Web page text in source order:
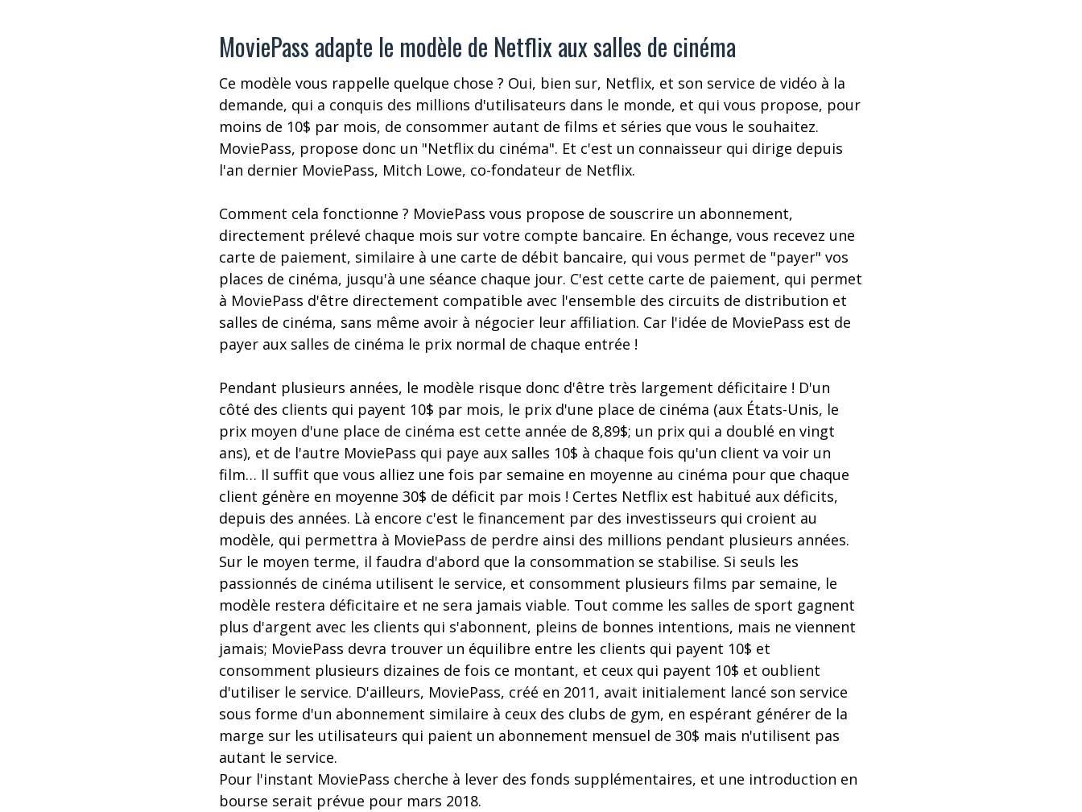
MoviePass adapte le modèle de Netflix aux salles de cinéma
Ce modèle vous rappelle quelque chose ? Oui, bien sur, Netflix, et son service de vidéo à la
demande, qui a conquis des millions d'utilisateurs dans le monde, et qui vous propose, pour
moins de 10$ par mois, de consommer autant de films et séries que vous le souhaitez.
MoviePass, propose donc un "Netflix du cinéma". Et c'est un connaisseur qui dirige depuis
l'an dernier MoviePass, Mitch Lowe, co-fondateur de Netflix.
Comment cela fonctionne ? MoviePass vous propose de souscrire un abonnement,
directement prélevé chaque mois sur votre compte bancaire. En échange, vous recevez une
carte de paiement, similaire à une carte de débit bancaire, qui vous permet de "payer" vos
places de cinéma, jusqu'à une séance chaque jour. C'est cette carte de paiement, qui permet
à MoviePass d'être directement compatible avec l'ensemble des circuits de distribution et
salles de cinéma, sans même avoir à négocier leur affiliation. Car l'idée de MoviePass est de
payer aux salles de cinéma le prix normal de chaque entrée !
Pendant plusieurs années, le modèle risque donc d'être très largement déficitaire ! D'un
côté des clients qui payent 10$ par mois, le prix d'une place de cinéma (aux États-Unis, le
prix moyen d'une place de cinéma est cette année de 8,89$; un prix qui a doublé en vingt
ans), et de l'autre MoviePass qui paye aux salles 10$ à chaque fois qu'un client va voir un
film… Il suffit que vous alliez une fois par semaine en moyenne au cinéma pour que chaque
client génère en moyenne 30$ de déficit par mois ! Certes Netflix est habitué aux déficits,
depuis des années. Là encore c'est le financement par des investisseurs qui croient au
modèle, qui permettra à MoviePass de perdre ainsi des millions pendant plusieurs années.
Sur le moyen terme, il faudra d'abord que la consommation se stabilise. Si seuls les
passionnés de cinéma utilisent le service, et consomment plusieurs films par semaine, le
modèle restera déficitaire et ne sera jamais viable. Tout comme les salles de sport gagnent
plus d'argent avec les clients qui s'abonnent, pleins de bonnes intentions, mais ne viennent
jamais; MoviePass devra trouver un équilibre entre les clients qui payent 10$ et
consomment plusieurs dizaines de fois ce montant, et ceux qui payent 10$ et oublient
d'utiliser le service. D'ailleurs, MoviePass, créé en 2011, avait initialement lancé son service
sous forme d'un abonnement similaire à ceux des clubs de gym, en espérant générer de la
marge sur les utilisateurs qui paient un abonnement mensuel de 30$ mais n'utilisent pas
autant le service.
Pour l'instant MoviePass cherche à lever des fonds supplémentaires, et une introduction en
bourse serait prévue pour mars 2018.